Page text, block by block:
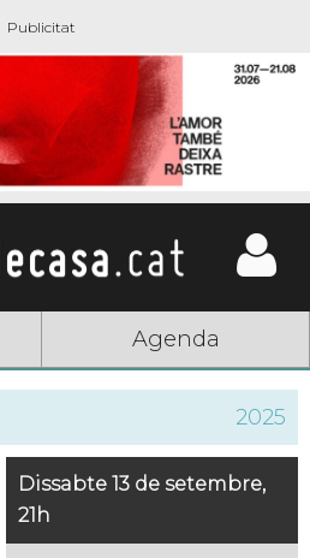
Agenda
2025
Dissabte 13 de setembre,
21h